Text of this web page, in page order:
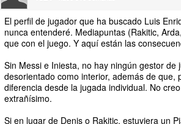
El perfil de jugador que ha buscado Luis
nunca entenderé. Mediapuntas (Rakitic,
que con el juego. Y aquí están las
Sin Messi e Iniesta, no hay ningún gestor
desorientado como interior, además de
diferencia desde la jugada individual. No
extrañísimo.
Si en lugar de Denis o Rakitic, estuviera un